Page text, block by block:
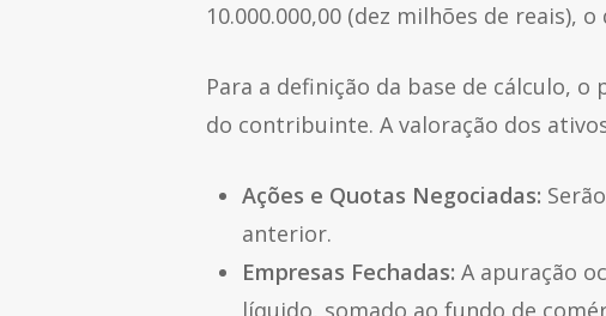
10.000.000,00 (dez milhões de reais),
Para a definição da base de cálculo,
do contribuinte. A valoração dos
Ações e Quotas Negociadas:
anterior.
Empresas Fechadas: A apuração
líquido, somado ao fundo de